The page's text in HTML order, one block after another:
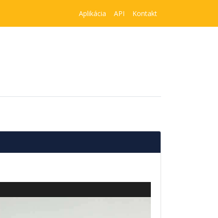
Aplikácia API Kontakt